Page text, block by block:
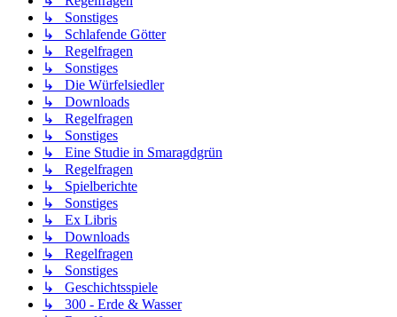
↳ Sonstiges
↳ Schlafende Götter
↳ Regelfragen
↳ Sonstiges
↳ Die Würfelsiedler
↳ Downloads
↳ Regelfragen
↳ Sonstiges
↳ Eine Studie in Smaragdgrün
↳ Regelfragen
↳ Spielberichte
↳ Sonstiges
↳ Ex Libris
↳ Downloads
↳ Regelfragen
↳ Sonstiges
↳ Geschichtsspiele
↳ 300 - Erde & Wasser